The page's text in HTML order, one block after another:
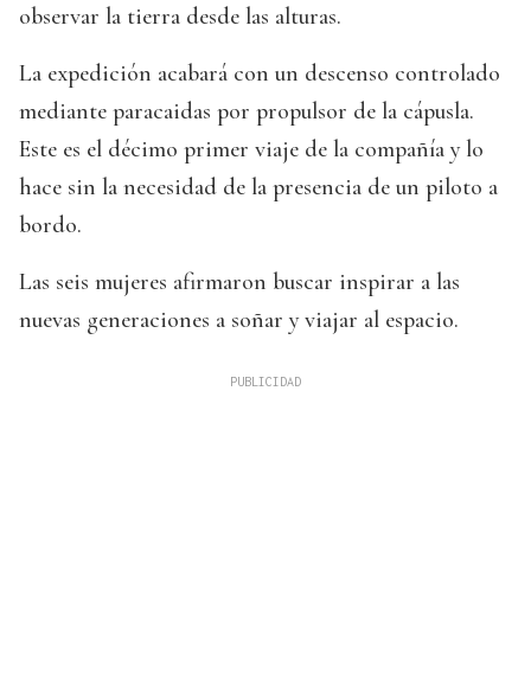
observar la tierra desde las alturas.
La expedición acabará con un descenso controlado
mediante paracaidas por propulsor de la cápusla.
Este es el décimo primer viaje de la compañía y lo
hace sin la necesidad de la presencia de un piloto a
bordo.
Las seis mujeres afirmaron buscar inspirar a las
nuevas generaciones a soñar y viajar al espacio.